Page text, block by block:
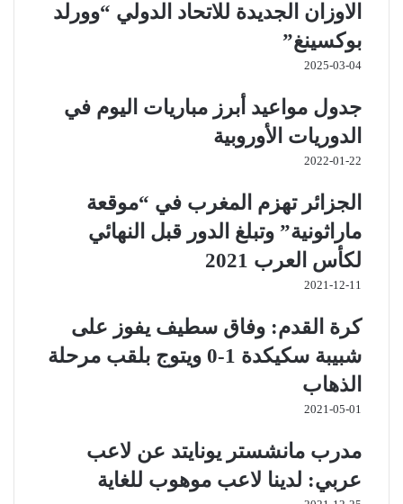
الاوزان الجديدة للاتحاد الدولي “وورلد
بوكسينغ”
2025-03-04
جدول مواعيد أبرز مباريات اليوم في
الدوريات الأوروبية
2022-01-22
الجزائر تهزم المغرب في “موقعة
ماراثونية” وتبلغ الدور قبل النهائي
لكأس العرب 2021
2021-12-11
كرة القدم: وفاق سطيف يفوز على
شبيبة سكيكدة 1-0 ويتوج بلقب مرحلة
الذهاب
2021-05-01
مدرب مانشستر يونايتد عن لاعب
عربي: لدينا لاعب موهوب للغاية